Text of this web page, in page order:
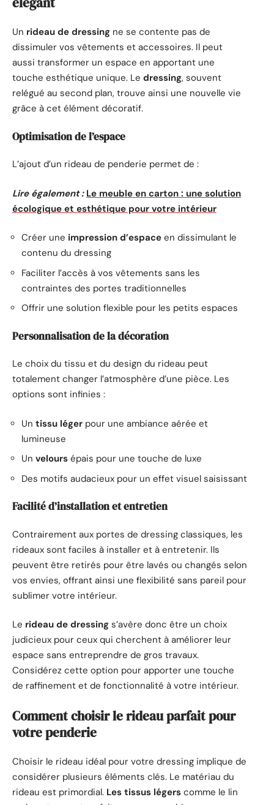
Un rideau de dressing ne se contente pas de
dissimuler vos vêtements et accessoires. Il peut
aussi transformer un espace en apportant une
touche esthétique unique. Le dressing, souvent
relégué au second plan, trouve ainsi une nouvelle vie
grâce à cet élément décoratif.
Optimisation de l’espace
L’ajout d’un rideau de penderie permet de :
Lire également : Le meuble en carton : une solution
écologique et esthétique pour votre intérieur
Créer une impression d’espace en dissimulant le
contenu du dressing
Faciliter l’accès à vos vêtements sans les
contraintes des portes traditionnelles
Offrir une solution flexible pour les petits espaces
Personnalisation de la décoration
Le choix du tissu et du design du rideau peut
totalement changer l’atmosphère d’une pièce. Les
options sont infinies :
Un tissu léger pour une ambiance aérée et
lumineuse
Un velours épais pour une touche de luxe
Des motifs audacieux pour un effet visuel saisissant
Facilité d’installation et entretien
Contrairement aux portes de dressing classiques, les
rideaux sont faciles à installer et à entretenir. Ils
peuvent être retirés pour être lavés ou changés selon
vos envies, offrant ainsi une flexibilité sans pareil pour
sublimer votre intérieur.
Le rideau de dressing s’avère donc être un choix
judicieux pour ceux qui cherchent à améliorer leur
espace sans entreprendre de gros travaux.
Considérez cette option pour apporter une touche
de raffinement et de fonctionnalité à votre intérieur.
Comment choisir le rideau parfait pour
votre penderie
Choisir le rideau idéal pour votre dressing implique de
considérer plusieurs éléments clés. Le matériau du
rideau est primordial. Les tissus légers comme le lin